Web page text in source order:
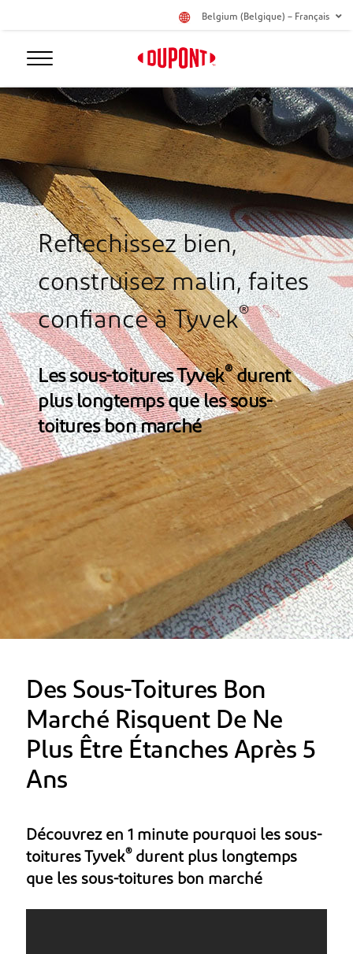
Belgium (Belgique) – Français
Reflechissez bien,
construisez malin, faites
confiance à Tyvek®
Les sous-toitures Tyvek®durent
plus longtemps que les sous-
toitures bon marché
Des Sous-Toitures Bon
Marché Risquent De Ne
Plus Être Étanches Après 5
Ans
Découvrez en 1 minute pourquoi les sous-
toitures Tyvek® durent plus longtemps
que les sous-toitures bon marché